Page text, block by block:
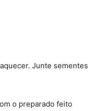
Junte sementes
o preparado feito